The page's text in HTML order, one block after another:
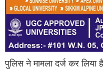
पुलिस ने मामला दर्ज कर लिया